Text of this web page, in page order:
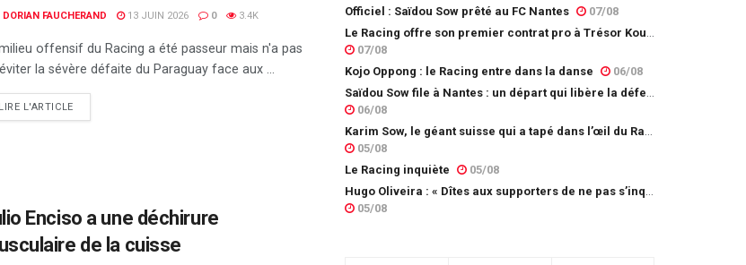
DORIAN FAUCHERAND 13 JUIN 2026 0 3.4K
offensif du Racing a été passeur mais n'a pas
la sévère défaite du Paraguay face aux ...
LIRE L'ARTICLEDETAILS
Enciso a une déchirure
de la cuisse
Officiel : Saïdou Sow prêté au FC Nantes
07/08
07/08
Kojo Oppong : le Racing entre dans la danse
06/08
06/08
05/08
Le Racing inquiète
05/08
05/08